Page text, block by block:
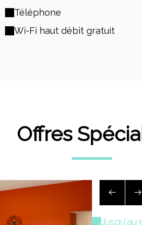
Téléphone
Wi-Fi haut débit gratuit
Offres
Jusqu'au